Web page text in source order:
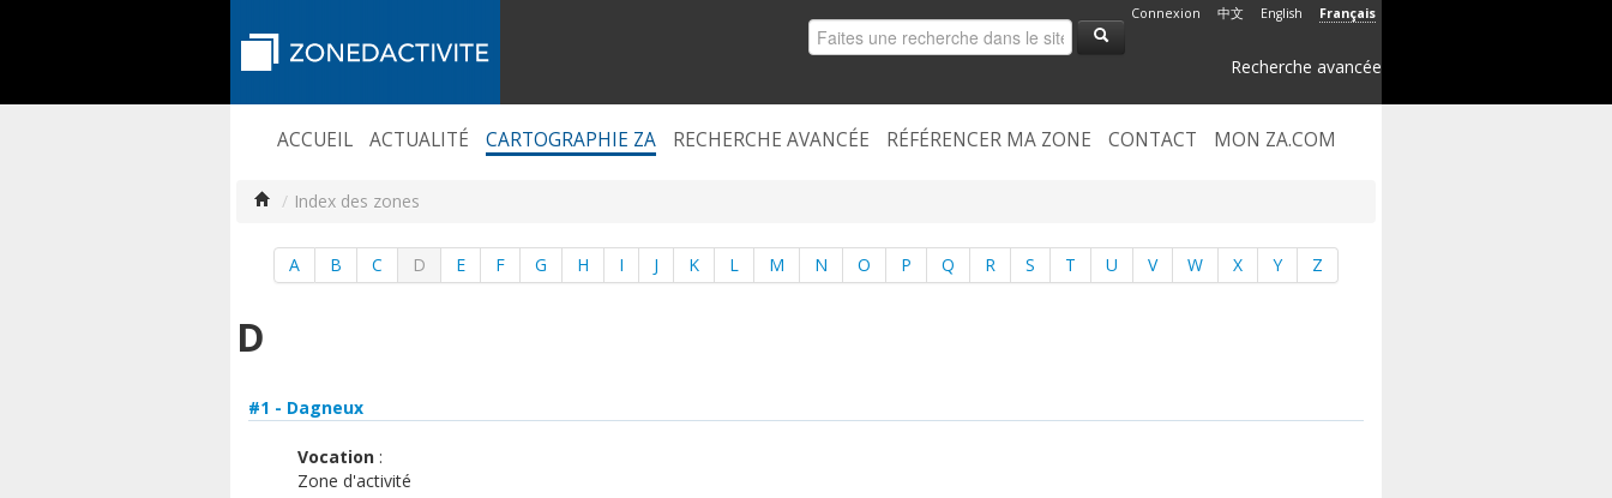
Connexion 中文 English Français
Recherche avancée
ACCUEIL ACTUALITÉ CARTOGRAPHIE ZA RECHERCHE AVANCÉE RÉFÉRENCER MA ZONE CONTACT MON ZA.COM
/ Index des zones
A B C D E F G H I J K L M N O P Q R S T U V W X Y Z
D
#1 - Dagneux
Vocation :
Zone d'activité